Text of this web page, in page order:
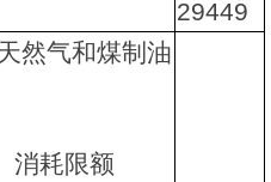
29449
然气和煤制油
能源
额